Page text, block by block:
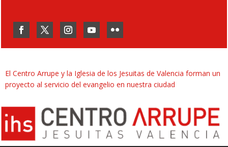
El Centro Arrupe y la Iglesia de los Jesuitas de Valencia forman un
proyecto al servicio del evangelio en nuestra ciudad